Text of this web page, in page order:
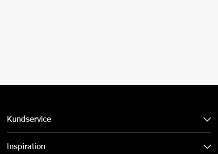
Kundservice
Inspiration